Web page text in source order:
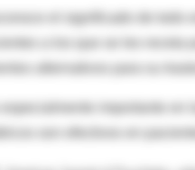
el significado de
a los que se les
especialmente importante
son efectivos en